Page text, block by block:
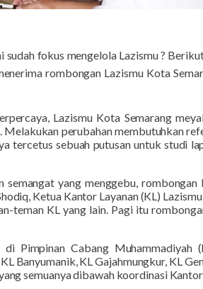
sudah fokus mengelola Lazismu ?
rombongan Lazismu Kota
Lazismu Kota Semarang
perubahan membutuhkan
tercetus sebuah putusan untuk studi
semangat yang menggebu,
Ketua Kantor Layanan (KL)
teman KL yang lain. Pagi itu
Pimpinan Cabang Muhammadiyah
Banyumanik, KL Gajahmungkur, KL
semuanya dibawah koordinasi